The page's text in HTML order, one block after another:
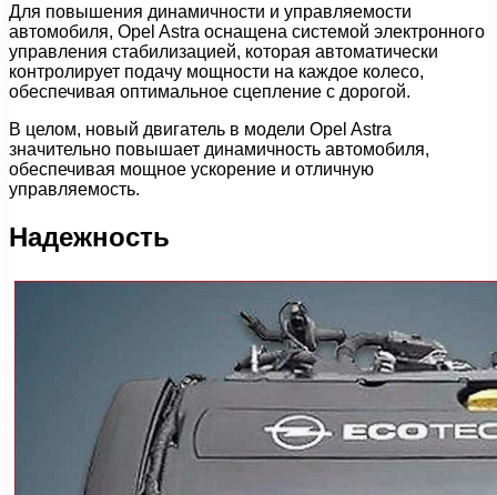
Для повышения динамичности и управляемости
автомобиля, Opel Astra оснащена системой электронного
управления стабилизацией, которая автоматически
контролирует подачу мощности на каждое колесо,
обеспечивая оптимальное сцепление с дорогой.
В целом, новый двигатель в модели Opel Astra
значительно повышает динамичность автомобиля,
обеспечивая мощное ускорение и отличную
управляемость.
Надежность